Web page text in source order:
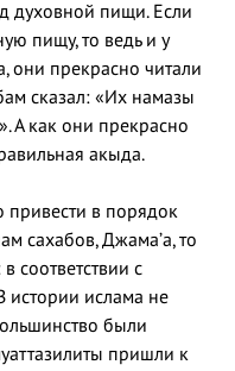
духовной пищи. Если
пищу, то ведь и у
они прекрасно читали
сказал: «Их намазы
А как они прекрасно
акыда.
привести в порядок
сахабов, Джама’а, то
соответствии с
ислама не
были
пришли к